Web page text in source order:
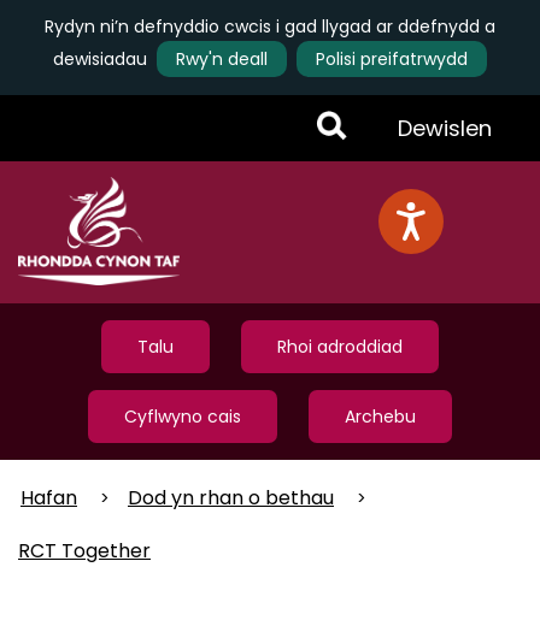
Rydyn ni’n defnyddio cwcis i gad llygad ar ddefnydd a
dewisiadau
Rwy'n deall
Polisi preifatrwydd
Toggle
Menu
Dewislen
Talu Rhoi adroddiad
Cyflwyno cais Archebu
Hafan
Dod yn rhan o bethau
RCT Together